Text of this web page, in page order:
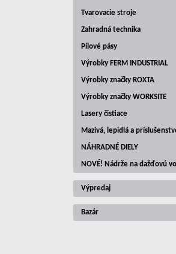
Tvarovacie stroje
Zahradná technika
Pílové pásy
Výrobky FERM INDUSTRIAL
Výrobky značky ROXTA
Výrobky značky WORKSITE
Lasery čistiace
Mazivá, lepidlá a
NÁHRADNÉ DIELY
NOVÉ! Nádrže na dažďovú
Výpredaj
Bazár